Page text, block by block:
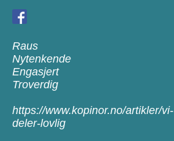
Raus
Nytenkende
Engasjert
Troverdig
https://www.kopinor.no/artikler/vi-
deler-lovlig